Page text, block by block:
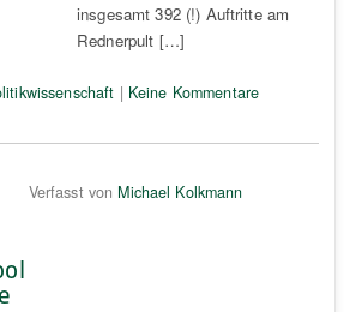
insgesamt 392 (!) Auftritte am
Rednerpult […]
| Keine Kommentare
Verfasst von Michael Kolkmann